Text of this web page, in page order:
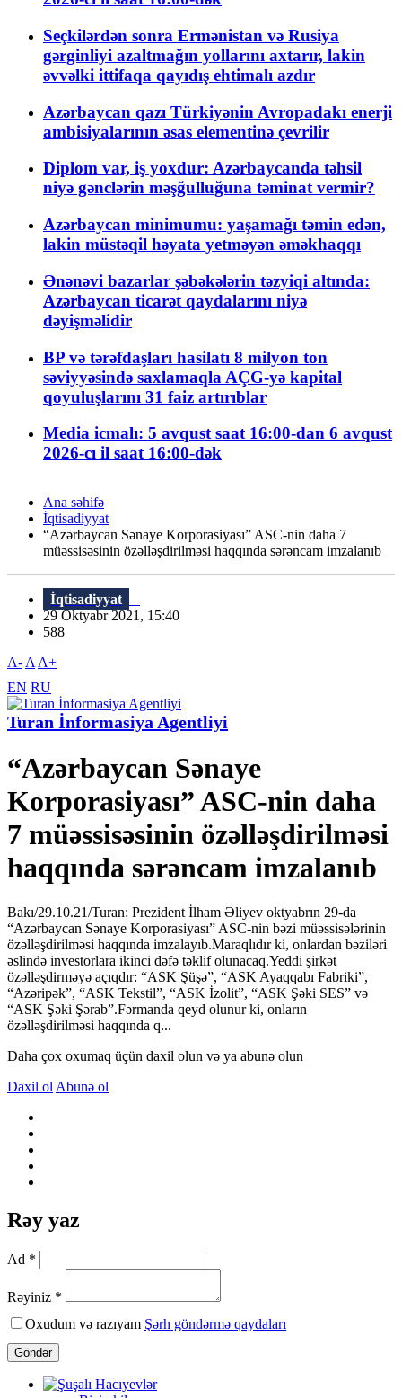
Seçkilərdən sonra Ermənistan və Rusiya
gərginliyi azaltmağın yollarını axtarır, lakin
əvvəlki ittifaqa qayıdış ehtimalı azdır
Azərbaycan qazı Türkiyənin Avropadakı enerji
ambisiyalarının əsas elementinə çevrilir
Diplom var, iş yoxdur: Azərbaycanda təhsil
niyə gənclərin məşğulluğuna təminat vermir?
Azərbaycan minimumu: yaşamağı təmin edən,
lakin müstəqil həyata yetməyən əməkhaqqı
Ənənəvi bazarlar şəbəkələrin təzyiqi altında:
Azərbaycan ticarət qaydalarını niyə
dəyişməlidir
BP və tərəfdaşları hasilatı 8 milyon ton
səviyyəsində saxlamaqla AÇG-yə kapital
qoyuluşlarını 31 faiz artırıblar
Media icmalı: 5 avqust saat 16:00-dan 6 avqust
2026-cı il saat 16:00-dək
Ana səhifə
İqtisadiyyat
“Azərbaycan Sənaye Korporasiyası” ASC-nin daha 7
müəssisəsinin özəlləşdirilməsi haqqında sərəncam imzalanıb
İqtisadiyyat
29 Oktyabr 2021, 15:40
588
A- A A+
EN RU
Turan İnformasiya Agentliyi
“Azərbaycan Sənaye
Korporasiyası” ASC-nin daha
7 müəssisəsinin özəlləşdirilməsi
haqqında sərəncam imzalanıb
Bakı/29.10.21/Turan: Prezident İlham Əliyev oktyabrın 29-da
“Azərbaycan Sənaye Korporasiyası” ASC-nin bəzi müəssisələrinin
özəlləşdirilməsi haqqında imzalayıb.Maraqlıdır ki, onlardan bəziləri
əslində investorlara ikinci dəfə təklif olunacaq.Yeddi şirkət
özəlləşdirməyə açıqdır: “ASK Şüşə”, “ASK Ayaqqabı Fabriki”,
“Azəripək”, “ASK Tekstil”, “ASK İzolit”, “ASK Şəki SES” və
“ASK Şəki Şərab”.Fərmanda qeyd olunur ki, onların
özəlləşdirilməsi haqqında q...
Daha çox oxumaq üçün daxil olun və ya abunə olun
Daxil ol Abunə ol
Rəy yaz
Ad *
Rəyiniz *
Oxudum və razıyam Şərh göndərmə qaydaları
Göndər